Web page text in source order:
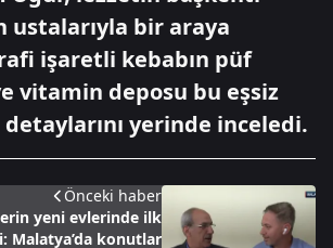
ustalarıyla bir araya
işaretli kebabın püf
vitamin deposu bu eşsiz
yerinde inceledi.
Önceki haber
yeni evlerinde ilk
Malatya’da konutlar